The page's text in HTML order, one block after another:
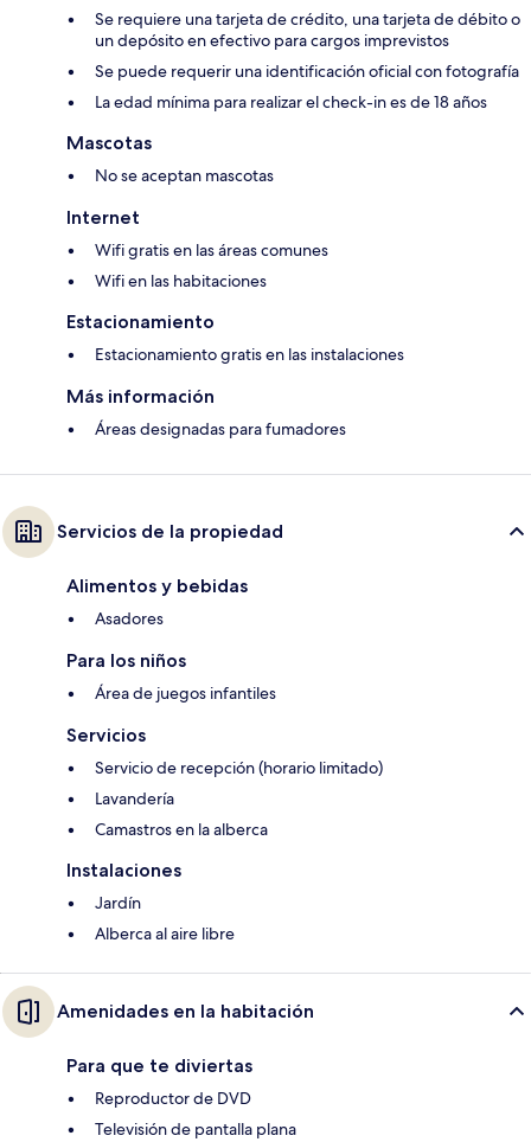
Se requiere una tarjeta de crédito, una tarjeta de débito o
un depósito en efectivo para cargos imprevistos
Se puede requerir una identificación oficial con fotografía
La edad mínima para realizar el check-in es de 18 años
Mascotas
No se aceptan mascotas
Internet
Wifi gratis en las áreas comunes
Wifi en las habitaciones
Estacionamiento
Estacionamiento gratis en las instalaciones
Más información
Áreas designadas para fumadores
Servicios de la propiedad
Alimentos y bebidas
Asadores
Para los niños
Área de juegos infantiles
Servicios
Servicio de recepción (horario limitado)
Lavandería
Camastros en la alberca
Instalaciones
Jardín
Alberca al aire libre
Amenidades en la habitación
Para que te diviertas
Reproductor de DVD
Televisión de pantalla plana